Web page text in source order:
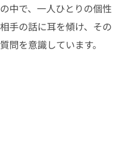
中で、一人ひとりの個性
手の話に耳を傾け、その
問を意識しています。